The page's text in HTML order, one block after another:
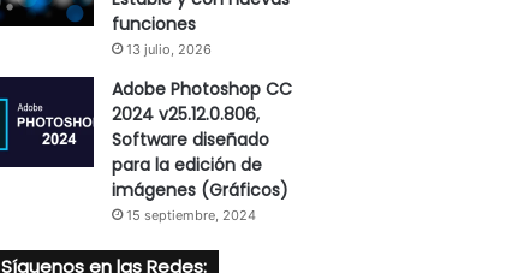
funciones
13 julio, 2026
Adobe Photoshop CC
2024 v25.12.0.806,
Software diseñado
para la edición de
imágenes (Gráficos)
15 septiembre, 2024
Síguenos en las Redes: